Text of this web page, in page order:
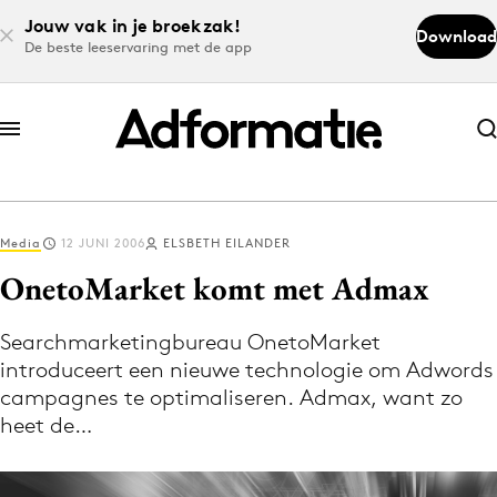
Jouw vak in je broekzak!
De beste leeservaring met de app
Download
Abonneer nu
Abonneer nu
Log in
Download de app
Volg het laatste nieuws via de Adformatie
Nieuws app
Media 12 JUNI 2006 ELSBETH EILANDER
OnetoMarket komt met Admax
Searchmarketingbureau OnetoMarket
introduceert een nieuwe technologie om Adwords
campagnes te optimaliseren. Admax, want zo
heet de…